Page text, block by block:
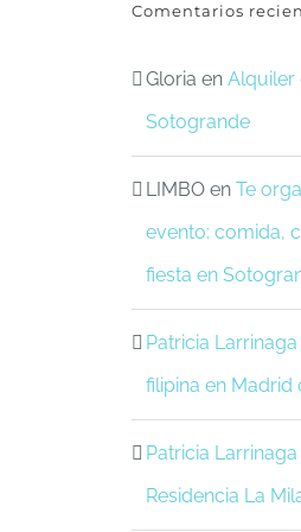
Comentarios
Gloria en Alquiler
Sotogrande
LIMBOen Te
evento: comida,
fiesta en
Patricia Larrinaga
filipina en Madrid
Patricia Larrinaga
Residencia La